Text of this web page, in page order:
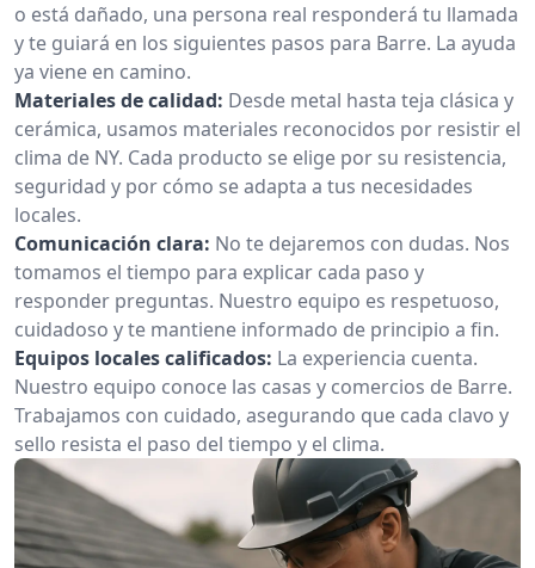
o está dañado, una persona real responderá tu llamada
y te guiará en los siguientes pasos para Barre. La ayuda
ya viene en camino.
Materiales de calidad: Desde metal hasta teja clásica y
cerámica, usamos materiales reconocidos por resistir el
clima de NY. Cada producto se elige por su resistencia,
seguridad y por cómo se adapta a tus necesidades
locales.
Comunicación clara: No te dejaremos con dudas. Nos
tomamos el tiempo para explicar cada paso y
responder preguntas. Nuestro equipo es respetuoso,
cuidadoso y te mantiene informado de principio a fin.
Equipos locales calificados: La experiencia cuenta.
Nuestro equipo conoce las casas y comercios de Barre.
Trabajamos con cuidado, asegurando que cada clavo y
sello resista el paso del tiempo y el clima.